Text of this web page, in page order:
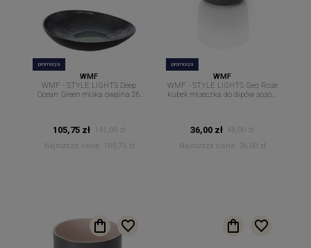
promocja
WMF
WMF - STYLE LIGHTS Deep
Ocean Green miska owalna 26
105,75 zł
141,00 zł
Najniższa cena:
105,75 zł
promocja
WMF
WMF - STYLE LIGHTS Geo Rose
kubek miseczka do dipów sosów
36,00 zł
48,00 zł
Najniższa cena:
36,00 zł